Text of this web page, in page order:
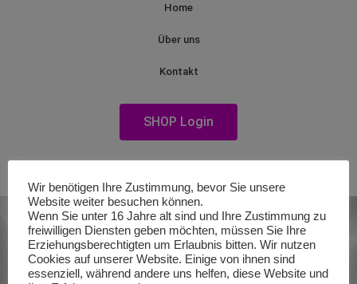
Home
Über uns
Kontakt
SHOP Login
Wir benötigen Ihre Zustimmung, bevor Sie unsere
Website weiter besuchen können.
Wenn Sie unter 16 Jahre alt sind und Ihre Zustimmung zu
freiwilligen Diensten geben möchten, müssen Sie Ihre
Erziehungsberechtigten um Erlaubnis bitten. Wir nutzen
Cookies auf unserer Website. Einige von ihnen sind
essenziell, während andere uns helfen, diese Website und